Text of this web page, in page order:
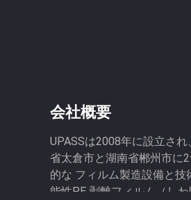
会社概要
UPASSは2008年に設立さ
省太倉市と湖南省郴州市に
的な フィルム製造設備と
能性PE 剥離フィルム（し